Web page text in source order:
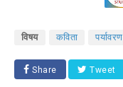
विषय कविता पर्यावरण
Share Tweet